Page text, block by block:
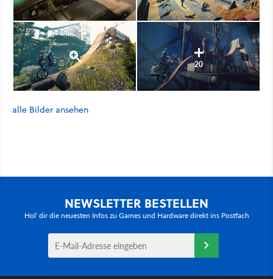
20
alle Bilder ansehen
NEWSLETTER BESTELLEN
Hol' dir die neuesten Infos zu Games und Hardware direkt ins Postfach